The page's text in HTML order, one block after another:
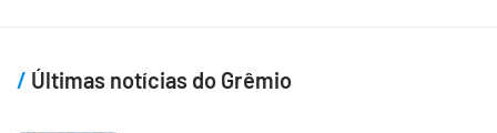
Últimas notícias do Grêmio